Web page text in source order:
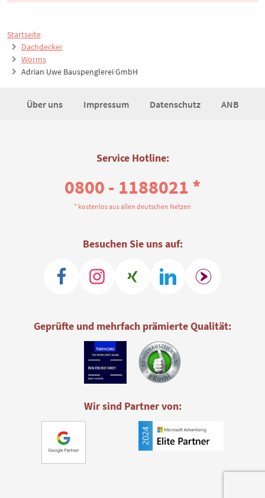
Startseite
Dachdecker
Worms
Adrian Uwe Bauspenglerei GmbH
Über uns Impressum Datenschutz ANB
Service Hotline:
0800 - 1188021 *
* kostenlos aus allen deutschen Netzen
Besuchen Sie uns auf:
Geprüfte und mehrfach prämierte Qualität:
Wir sind Partner von: